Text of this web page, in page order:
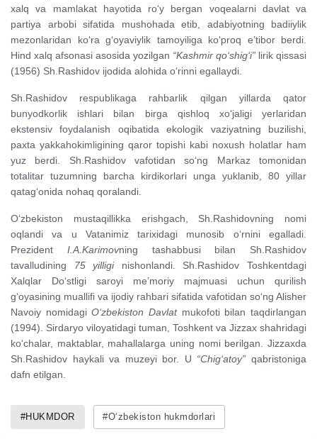
xalq va mamlakat hayotida ro‘y bergan voqealarni davlat va
partiya arbobi sifatida mushohada etib, adabiyotning badiiylik
mezonlaridan ko‘ra g‘oyaviylik tamoyiliga ko‘proq e’tibor berdi.
Hind xalq afsonasi asosida yozilgan “Kashmir qo‘shig‘i” lirik qissasi
(1956) Sh.Rashidov ijodida alohida o‘rinni egallaydi.
Sh.Rashidov respublikaga rahbarlik qilgan yillarda qator
bunyodkorlik ishlari bilan birga qishloq xo‘jaligi yerlaridan
ekstensiv foydalanish oqibatida ekologik vaziyatning buzilishi,
paxta yakkahokimligining qaror topishi kabi noxush holatlar ham
yuz berdi. Sh.Rashidov vafotidan so‘ng Markaz tomonidan
totalitar tuzumning barcha kirdikorlari unga yuklanib, 80 yillar
qatag‘onida nohaq qoralandi.
O‘zbekiston mustaqillikka erishgach, Sh.Rashidovning nomi
oqlandi va u Vatanimiz tarixidagi munosib o‘rnini egalladi.
Prezident I.A.Karimovning tashabbusi bilan Sh.Rashidov
tavalludining 75 yilliginishonlandi. Sh.Rashidov Toshkentdagi
Xalqlar Do‘stligi saroyi me’moriy majmuasi uchun qurilish
g‘oyasining muallifi va ijodiy rahbari sifatida vafotidan so‘ng Alisher
Navoiy nomidagiO‘zbekiston Davlatmukofoti bilan taqdirlangan
(1994). Sirdaryo viloyatidagi tuman, Toshkent va Jizzax shahridagi
ko‘chalar, maktablar, mahallalarga uning nomi berilgan. Jizzaxda
Sh.Rashidov haykali va muzeyi bor. U “Chig‘atoy”qabristoniga
dafn etilgan.
#HUKMDOR #O‘zbekiston hukmdorlari